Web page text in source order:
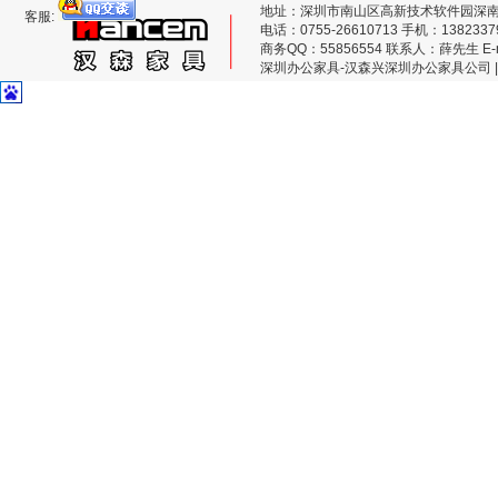
客服:
地址：深圳市南山区高新技术软件园深
电话：0755-26610713 手机：
商务QQ：55856554 联系人：薛先生
深圳办公家具-汉森兴深圳办公家具公